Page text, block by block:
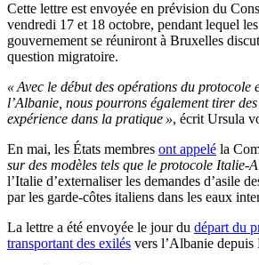
Cette lettre est envoyée en prévision du
vendredi 17 et 18 octobre, pendant lequel
gouvernement se réuniront à Bruxelles
question migratoire.
« Avec le début des opérations du protocole
l’Albanie, nous pourrons également tirer
expérience dans la pratique », écrit Ursula
En mai, les États membres ont appelé la
sur des modèles tels que le protocole Italie-
l’Italie d’externaliser les demandes d’asile
par les garde-côtes italiens dans les eaux
La lettre a été envoyée le jour du départ du
transportant des exilés vers l’Albanie depuis